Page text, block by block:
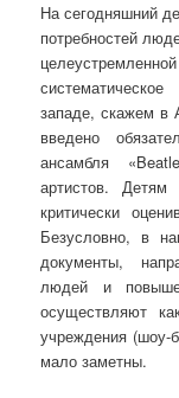
На сегодняшний
потребностей
западе, скажем в
введено
ансамбля
артистов.
критически
Безусловно, в
документы,
людей и
осуществляют
учреждения (шоу-
мало заметны.